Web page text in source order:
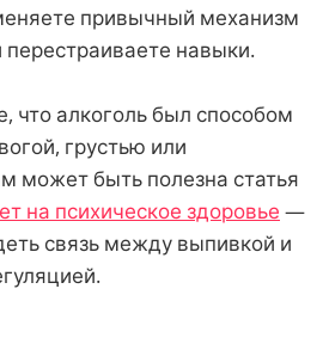
привычный механизм
навыки.
что алкоголь был способом
грустью или
может быть полезна статья
на психическое здоровье —
связь между выпивкой и